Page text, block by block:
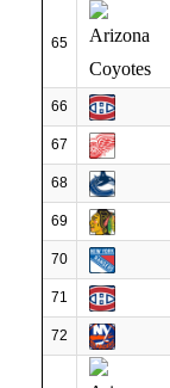
65
66
67
68
69
70
71
72